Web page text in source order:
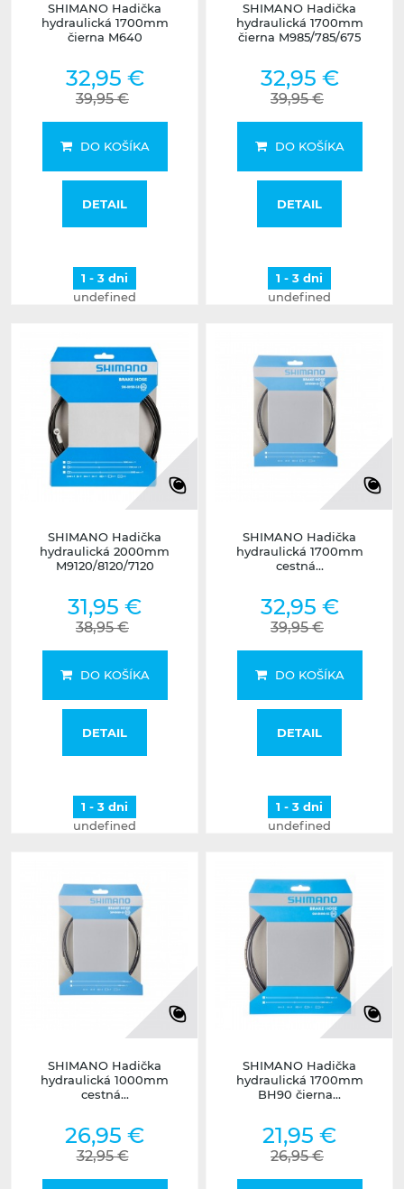
SHIMANO Hadička
hydraulická 1700mm
čierna M640
32,95 €
39,95 €
DO KOŠÍKA
DETAIL
1 - 3 dni
undefined
SHIMANO Hadička
hydraulická 1700mm
čierna M985/785/675
32,95 €
39,95 €
DO KOŠÍKA
DETAIL
1 - 3 dni
undefined
SHIMANO Hadička
hydraulická 2000mm
M9120/8120/7120
31,95 €
38,95 €
DO KOŠÍKA
DETAIL
1 - 3 dni
undefined
SHIMANO Hadička
hydraulická 1700mm
cestná...
32,95 €
39,95 €
DO KOŠÍKA
DETAIL
1 - 3 dni
undefined
SHIMANO Hadička
hydraulická 1000mm
cestná...
26,95 €
32,95 €
SHIMANO Hadička
hydraulická 1700mm
BH90 čierna...
21,95 €
26,95 €